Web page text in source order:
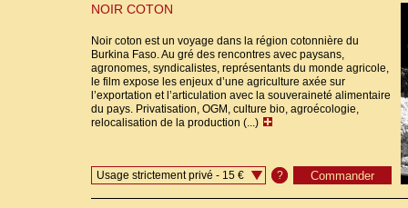
NOIR COTON
Noir coton est un voyage dans la région cotonnière du
Burkina Faso. Au gré des rencontres avec paysans,
agronomes, syndicalistes, représentants du monde agricole,
le film expose les enjeux d’une agriculture axée sur
l’exportation et l’articulation avec la souveraineté alimentaire
du pays. Privatisation, OGM, culture bio, agroécologie,
relocalisation de la production (...)
Usage strictement privé - 15 € ?